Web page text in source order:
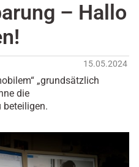
– Hallo
15.05.2024
„grundsätzlich
die
beteiligen.